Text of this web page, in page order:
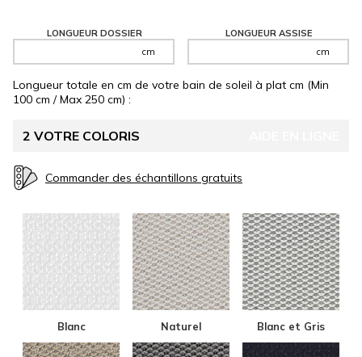
LONGUEUR DOSSIER
cm
LONGUEUR ASSISE
cm
Longueur totale en cm de votre bain de soleil à plat cm (Min
100 cm / Max 250 cm) :
2 VOTRE COLORIS
Blanc Naturel Blanc et Gris